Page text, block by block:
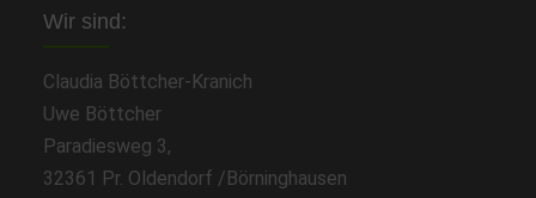
Wir sind:
Claudia Böttcher-Kranich
Uwe Böttcher
Paradiesweg 3,
32361 Pr. Oldendorf /Börninghausen